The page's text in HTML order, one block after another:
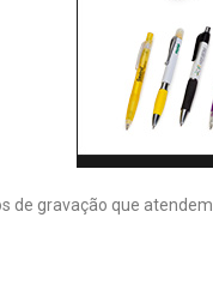
de gravação que